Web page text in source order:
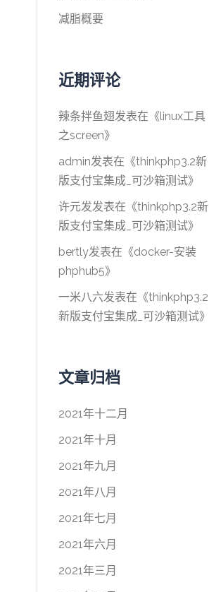
减脂概要
近期评论
辣条拌鱼翅发表在《linux工具
之screen》
admin发表在《thinkphp3.2新
版支付宝集成_可沙箱测试》
许元发发表在《thinkphp3.2新
版支付宝集成_可沙箱测试》
bertly发表在《docker-安装
phphub5》
一米八六发表在《thinkphp3.2
新版支付宝集成_可沙箱测试》
文章归档
2021年十二月
2021年十月
2021年九月
2021年八月
2021年七月
2021年六月
2021年三月